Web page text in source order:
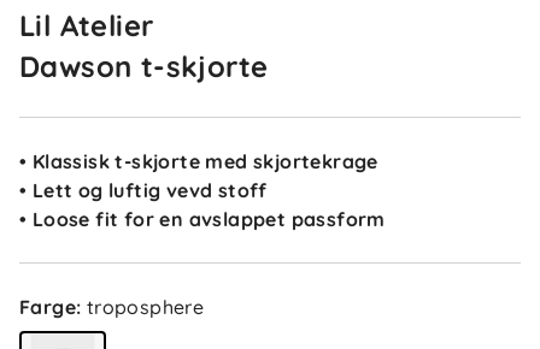
Lil Atelier
Dawson t-skjorte
• Klassisk t-skjorte med skjortekrage
• Lett og luftig vevd stoff
• Loose fit for en avslappet passform
Farge: troposphere